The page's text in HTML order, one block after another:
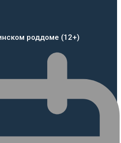
роддоме (12+)